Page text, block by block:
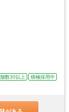
数30以上
積極採用中